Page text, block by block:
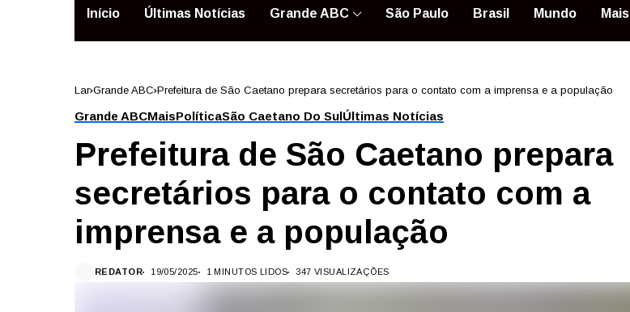
Início Últimas Notícias Grande ABC São Paulo Brasil Mundo Mais
Lar Grande ABC Prefeitura de São Caetano prepara secretários para o contato com a imprensa e a população
Grande ABCMaisPolíticaSão Caetano Do SulÚltimas Notícias
Prefeitura de São Caetano prepara
secretários para o contato com a
imprensa e a população
REDATOR 19/05/2025 1 MINUTOS LIDOS 347 VISUALIZAÇÕES